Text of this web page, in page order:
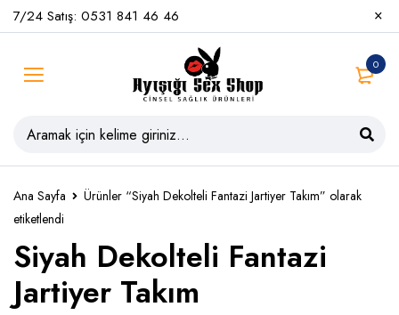
7/24 Satış: 0531 841 46 46
0
Ana Sayfa
Ürünler “Siyah Dekolteli Fantazi Jartiyer Takım” olarak
etiketlendi
Siyah Dekolteli Fantazi
Jartiyer Takım